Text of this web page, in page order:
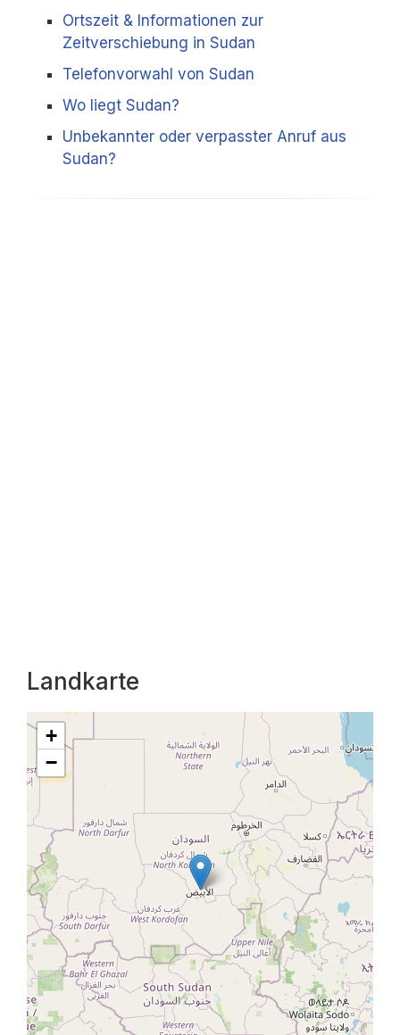
Ortszeit & Informationen zur
Zeitverschiebung in Sudan
Telefonvorwahl von Sudan
Wo liegt Sudan?
Unbekannter oder verpasster Anruf aus
Sudan?
Landkarte
+
−